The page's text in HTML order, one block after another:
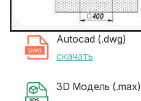
Autocad (.dwg)
скачать
3D Модель (.max)